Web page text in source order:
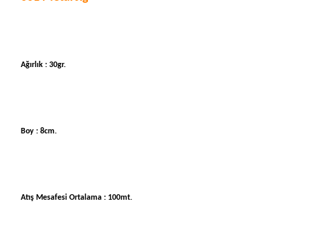
Ağırlık : 30gr.
Boy : 8cm.
Atış Mesafesi Ortalama : 100mt.